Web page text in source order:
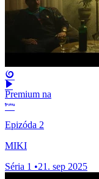
Premium na
Epizóda 2
MIKI
Séria 1 •21. sep 2025